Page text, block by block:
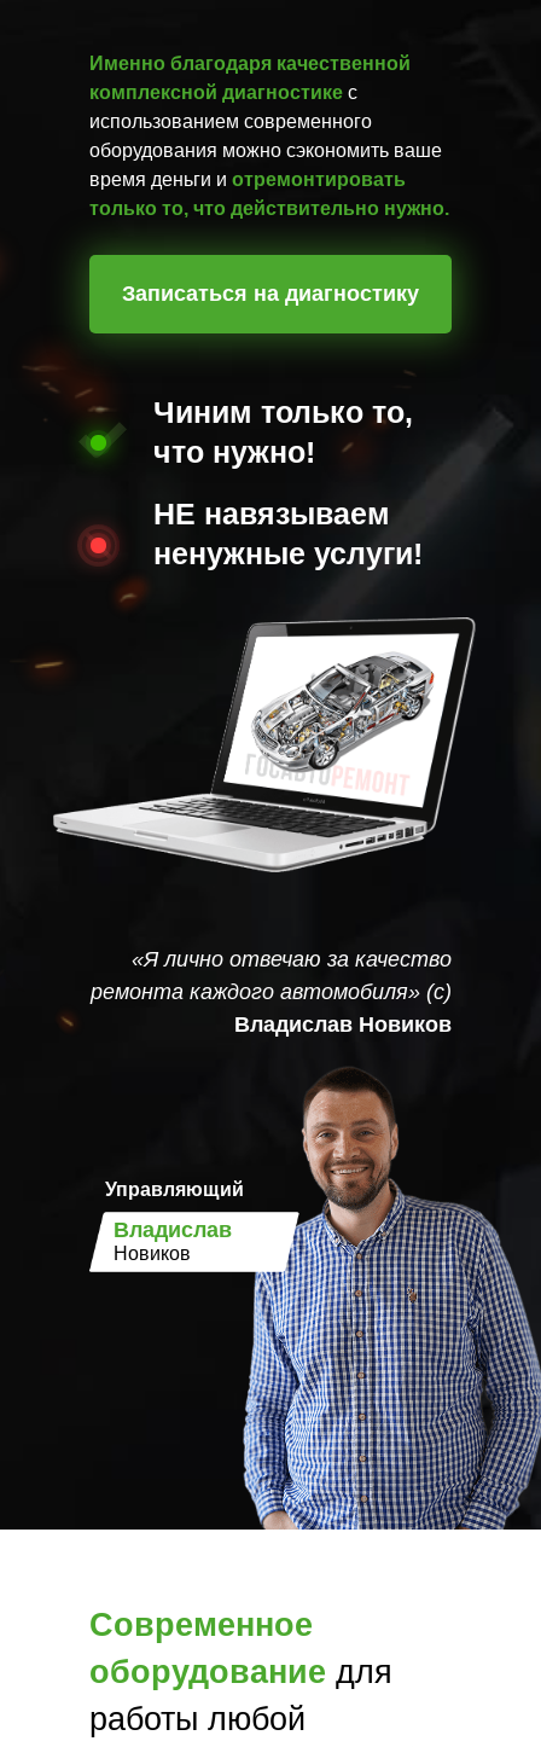
Именно благодаря качественной
комплексной диагностике с
использованием современного
оборудования можно сэкономить ваше
время деньги и отремонтировать
только то, что действительно нужно.
Чиним только то,
что нужно!
НЕ навязываем
ненужные услуги!
Записаться на диагностику
Владислав
Новиков
Управляющий
«Я лично отвечаю за качество
ремонта каждого автомобиля» (с)
Владислав Новиков
Современное
оборудование для
работы любой